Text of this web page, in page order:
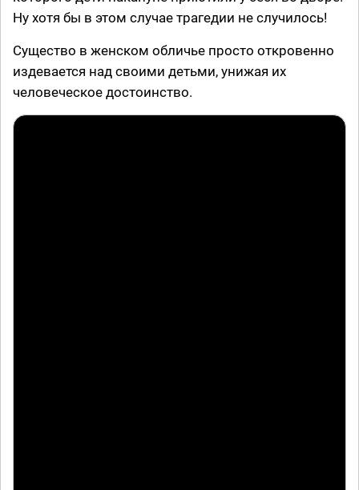
Ну хотя бы в этом случае трагедии не случилось!
Существо в женском обличье просто откровенно
издевается над своими детьми, унижая их
человеческое достоинство.